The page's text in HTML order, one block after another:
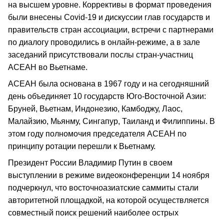
на высшем уровне. Коррективы в формат проведения
были внесены Covid-19 и дискуссии глав государств и
правительств стран ассоциации, встречи с партнерами
по диалогу проводились в онлайн-режиме, а в зале
заседаний присутствовали послы стран-участниц
АСЕАН во Вьетнаме.
АСЕАН была основана в 1967 году и на сегодняшний
день объединяет 10 государств Юго-Восточной Азии:
Бруней, Вьетнам, Индонезию, Камбоджу, Лаос,
Малайзию, Мьянму, Сингапур, Таиланд и Филиппины. В
этом году полномочия председателя АСЕАН по
принципу ротации перешли к Вьетнаму.
Президент России Владимир Путин в своем
выступлении в режиме видеоконференции 14 ноября
подчеркнул, что восточноазиатские саммиты стали
авторитетной площадкой, на которой осуществляется
совместный поиск решений наиболее острых